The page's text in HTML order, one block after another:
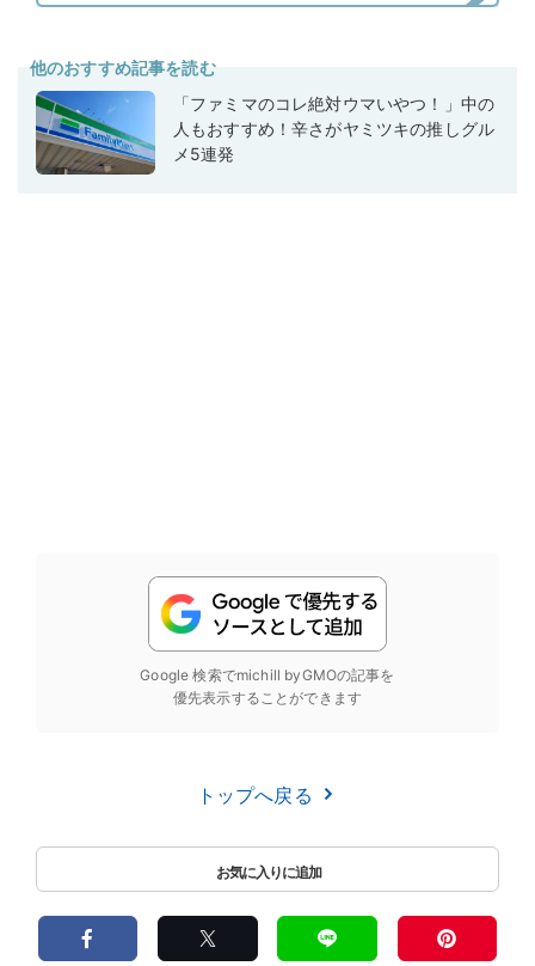
他のおすすめ記事を読む
「ファミマのコレ絶対ウマいやつ！」中の
人もおすすめ！辛さがヤミツキの推しグル
メ5連発
Google 検索でmichill byGMOの記事を
優先表示することができます
トップへ戻る